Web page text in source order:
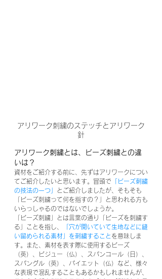
アリワーク刺繍のステッチとアリワーク
針
アリワーク刺繍とは、ビーズ刺繍との違
いは？
資材をご紹介する前に、先ずはアリワークについ
てご紹介したいと思います。冒頭で 「ビーズ刺繍
の技法の一つ」 とご紹介しましたが、そもそも
「ビーズ刺繍って何を指すの？」と思われる方も
いらっしゃるのではないでしょうか。
「ビーズ刺繍」とは言葉の通り「ビーズを刺繍す
る」ことを指し、
「穴が開いていて生地などに縫
い留められる素材」を刺繍すること を意味しま
す。また、素材を表す際に使用するビーズ
（英）、ビジュー（仏）、スパンコール（日）、
スパングル（英）、パイエット（仏）など、様々
な表現で混乱することもあるかもしれませんが、